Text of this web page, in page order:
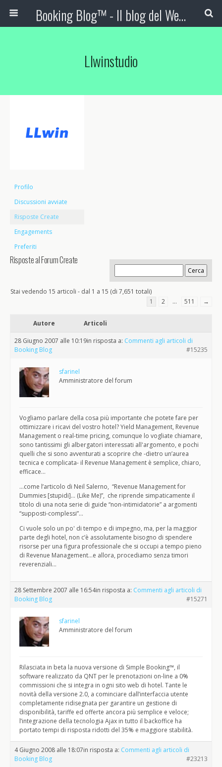
Booking Blog™ - Il blog del Web Marketing Turistico
Llwinstudio
Profilo
Discussioni avviate
Risposte Create
Engagements
Preferiti
Risposte al Forum Create
Stai vedendo 15 articoli - dal 1 a 15 (di 7,651 totali)
1
2 … 511 →
Autore Articoli
28 Giugno 2007 alle 10:19in risposta a: Commenti agli articoli di
Booking Blog
#15235
sfarinel
Amministratore del forum
Vogliamo parlare della cosa più importante che potete fare per
ottimizzare i ricavi del vostro hotel? Yield Management, Revenue
Management o real-time pricing, comunque lo vogliate chiamare,
sono tantissimi gli albergatori interessati all'argomento, e pochi
quelli che si sono avventurati a scoprire che -dietro un’aurea
tecnica e complicata- il Revenue Management è semplice, chiaro,
efficace…
…come l’articolo di Neil Salerno, “Revenue Management for
Dummies [stupidi]… (Like Me)”, che riprende simpaticamente il
titolo di una nota serie di guide “non-intimidatorie” a argomenti
“supposti-complessi”…
Ci vuole solo un po' di tempo e di impegno, ma, per la maggior
parte degli hotel, non c’è assolutamente bisogno di spendere
risorse per una figura professionale che si occupi a tempo pieno
di Revenue Management…e allora, procediamo senza timori
reverenziali…
28 Settembre 2007 alle 16:54in risposta a: Commenti agli articoli di
Booking Blog
#15271
sfarinel
Amministratore del forum
Rilasciata in beta la nuova versione di Simple Booking™, il
software realizzato da QNT per le prenotazioni on-line a 0%
commissioni che si integra in ogni sito web di hotel. Tante le
novità della versione 2.0, a cominciare dall’interfaccia utente
completamente ridisegnata per garantire un gestione di
disponibilità, tariffe ed offerte ancora più semplice e veloce;
l’integrazione della tecnologia Ajax in tutto il backoffice ha
portato tempi di risposta ridotti del 35% e maggiore stabilità.
4 Giugno 2008 alle 18:07in risposta a: Commenti agli articoli di
Booking Blog
#23213